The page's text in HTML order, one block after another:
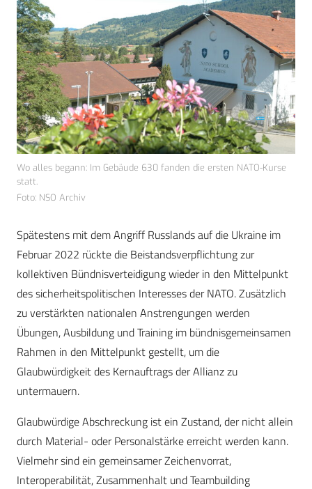
Wo alles begann: Im Gebäude 630 fanden die ersten NATO-Kurse
statt.
Foto: NSO Archiv
Spätestens mit dem Angriff Russlands auf die Ukraine im
Februar 2022 rückte die Beistandsverpflichtung zur
kollektiven Bündnisverteidigung wieder in den Mittelpunkt
des sicherheitspolitischen Interesses der NATO. Zusätzlich
zu verstärkten nationalen Anstrengungen werden
Übungen, Ausbildung und Training im bündnisgemeinsamen
Rahmen in den Mittelpunkt gestellt, um die
Glaubwürdigkeit des Kernauftrags der Allianz zu
untermauern.
Glaubwürdige Abschreckung ist ein Zustand, der nicht allein
durch Material- oder Personalstärke erreicht werden kann.
Vielmehr sind ein gemeinsamer Zeichenvorrat,
Interoperabilität, Zusammenhalt und Teambuilding